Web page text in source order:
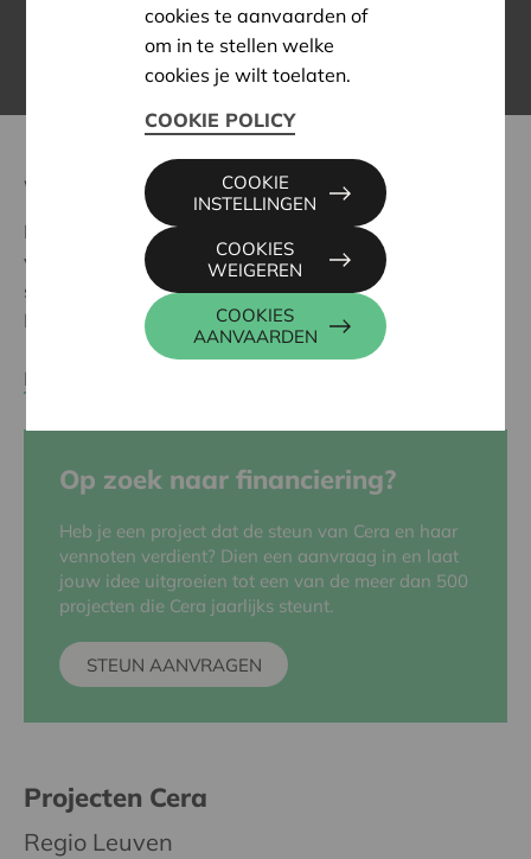
REGISTREER JE VANDAAG NOG
Waardevolle werking
De maatschappelijke dienstverlening van Cera
vertrekt vanuit onze coöperatieve waarden:
samenwerking, solidariteit en respect voor iedereen.
De werking situeert zich indrie ambities.
Meer over onze werking
Op zoek naar financiering?
Heb je een project dat de steun van Cera en haar
vennoten verdient? Dien een aanvraag in en laat
jouw idee uitgroeien tot een van de meer dan 500
projecten die Cera jaarlijks steunt.
STEUN AANVRAGEN
Projecten Cera
Regio Leuven
cookies te aanvaarden of
om in te stellen welke
cookies je wilt toelaten.
COOKIE POLICY
COOKIES
AANVAARDEN
COOKIES
WEIGEREN
COOKIE
INSTELLINGEN